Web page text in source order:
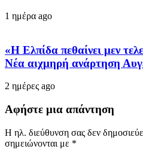
1 ημέρα ago
«Η Ελπίδα πεθαίνει μεν
Νέα αιχμηρή ανάρτηση
2 ημέρες ago
Αφήστε μια απάντηση
Η ηλ. διεύθυνση σας δεν
σημειώνονται με *